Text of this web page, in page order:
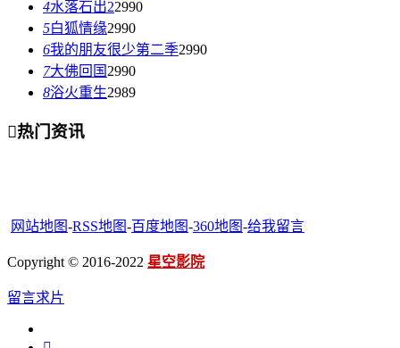
4水落石出22990
5白狐情缘2990
6我的朋友很少第二季2990
7大佛回国 2990
8浴火重生2989
热门资讯
网站地图-RSS地图-百度地图-360地图-给我留言
Copyright © 2016-2022 星空影院
留言求片